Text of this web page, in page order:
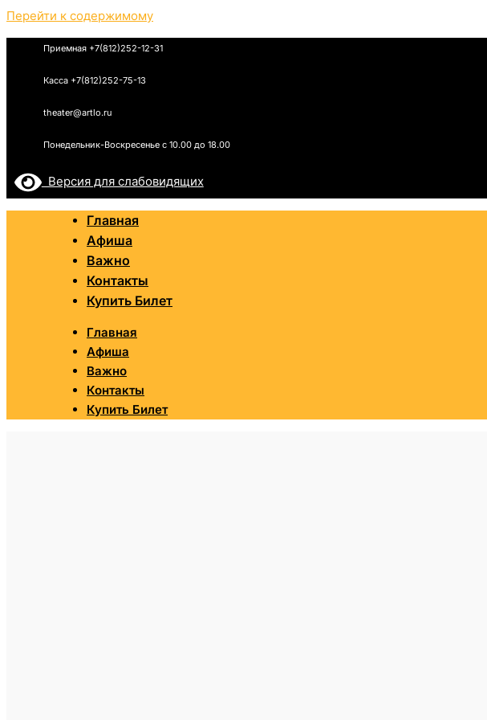
Перейти к содержимому
Приемная +7(812)252-12-31
Касса +7(812)252-75-13
theater@artlo.ru
Понедельник-Воскресенье c 10.00 до 18.00
Версия для слабовидящих
Главная
Афиша
Важно
Контакты
Купить Билет
Главная
Афиша
Важно
Контакты
Купить Билет